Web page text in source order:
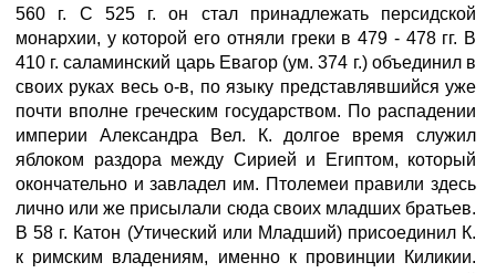
560 г. С 525 г. он стал принадлежать персидской
монархии, у которой его отняли греки в 479 - 478 гг. В
410 г. саламинский царь Евагор (ум. 374 г.) объединил в
своих руках весь о-в, по языку представлявшийся уже
почти вполне греческим государством. По распадении
империи Александра Вел. К. долгое время служил
яблоком раздора между Сирией и Египтом, который
окончательно и завладел им. Птолемеи правили здесь
лично или же присылали сюда своих младших братьев.
В 58 г. Катон (Утический или Младший) присоединил К.
к римским владениям, именно к провинции Киликии.